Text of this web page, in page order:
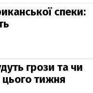
спеки:
грози та чи
цього тижня